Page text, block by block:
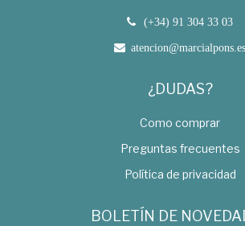
(+34) 91 304 33 03
atencion@marcialpons.es
¿DUDAS?
Como comprar
Preguntas frecuentes
Política de privacidad
BOLETÍN DE